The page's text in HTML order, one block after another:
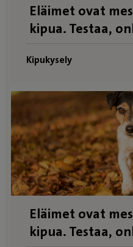
Eläimet ovat
kipua. Testaa,
Kipukysely
Eläimet ovat
kipua. Testaa,